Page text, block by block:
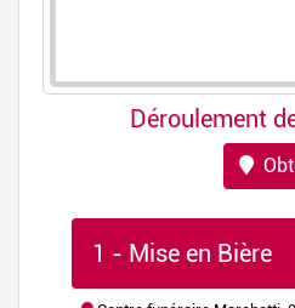
Déroulement
1 - Mise en Bière